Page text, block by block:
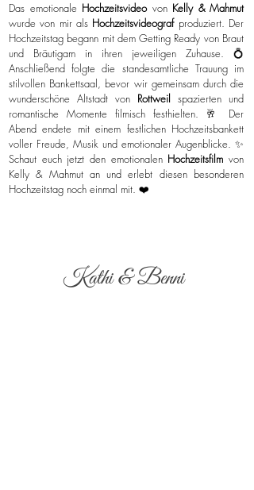
Das emotionale Hochzeitsvideovon Kelly & Mahmut
wurde von mir als Hochzeitsvideograf produziert. Der
Hochzeitstag begann mit dem Getting Ready von Braut
und Bräutigam in ihren jeweiligen Zuhause. 💍
Anschließend folgte die standesamtliche Trauung im
stilvollen Bankettsaal, bevor wir gemeinsam durch die
wunderschöne Altstadt von Rottweil spazierten und
romantische Momente filmisch festhielten. 🥂 Der
Abend endete mit einem festlichen Hochzeitsbankett
voller Freude, Musik und emotionaler Augenblicke. ✨
Schaut euch jetzt den emotionalen Hochzeitsfilmvon
Kelly & Mahmut an und erlebt diesen besonderen
Hochzeitstag noch einmal mit. ❤️
Kathi & Benni